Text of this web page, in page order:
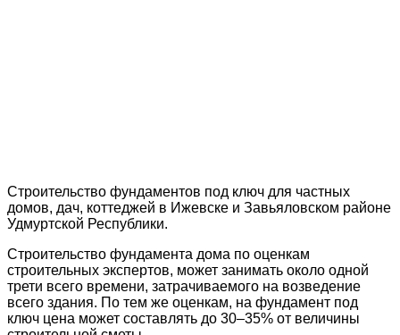
Строительство фундаментов под ключ для частных
домов, дач, коттеджей в Ижевске и Завьяловском районе
Удмуртской Республики.
Строительство фундамента дома по оценкам
строительных экспертов, может занимать около одной
трети всего времени, затрачиваемого на возведение
всего здания. По тем же оценкам, на фундамент под
ключ цена может составлять до 30–35% от величины